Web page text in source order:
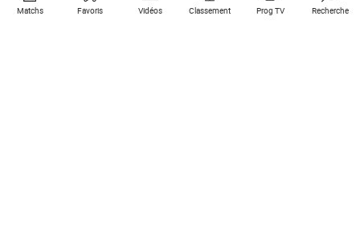
Matchs Favoris Vidéos Classement Prog TV Recherche